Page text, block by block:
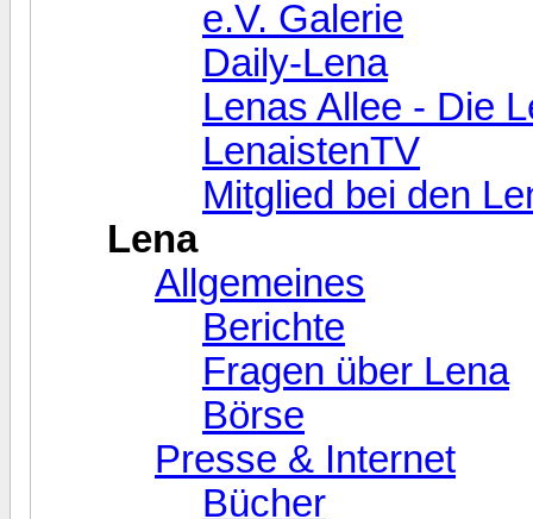
e.V. Galerie
Daily-Lena
Lenas Allee - Die
LenaistenTV
Mitglied bei den
Lena
Allgemeines
Berichte
Fragen über Lena
Börse
Presse & Internet
Bücher